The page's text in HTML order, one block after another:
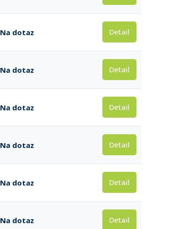
Na dotaz Detail
Na dotaz Detail
Na dotaz Detail
Na dotaz Detail
Na dotaz Detail
Na dotaz Detail